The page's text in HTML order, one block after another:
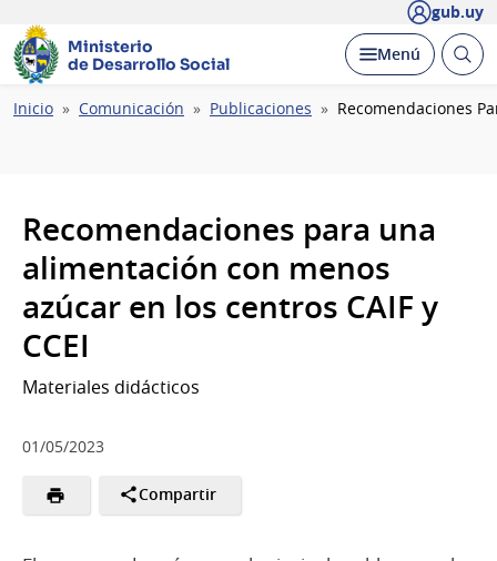
gub.uy
Ministerio
de Desarrollo Social
Desplegar
Menú Abrir
Ruta
Inicio Comunicación Publicaciones Recomendaciones
Recomendaciones para una
alimentación con menos
azúcar en los centros CAIF y
CCEI
Materiales didácticos
01/05/2023
Compartir